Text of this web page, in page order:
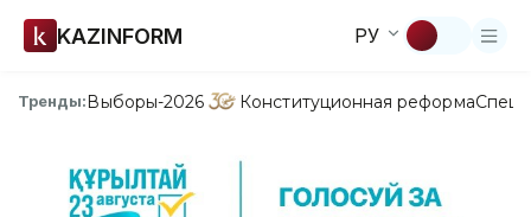
KAZINFORM РУ
Тренды:Выборы-2026 Конституционная реформа